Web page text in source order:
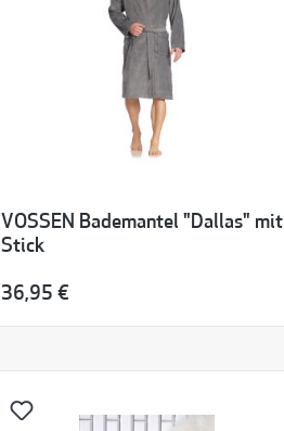
VOSSEN Bademantel "Dallas" mit
Stick
36,95 €